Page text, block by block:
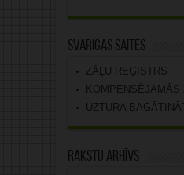
Svarīgas saites
ZĀĻU REĢISTRS
KOMPENSĒJAMĀS
UZTURA
Rakstu arhīvs